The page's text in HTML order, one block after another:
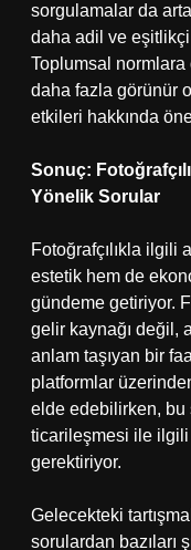
sorgulamalar da
daha adil ve
Toplumsal normlara
daha fazla görünür
etkileri hakkında
Sonuç:
Yönelik Sorular
Fotoğrafçılıkla ilgili
estetik hem de
gündeme getiriyor.
gelir kaynağı değil,
anlam taşıyan bir
platformlar
elde edebilirken, bu
ticarileşmesi ile ilgili
gerektiriyor.
Gelecekteki
sorulardan bazıları